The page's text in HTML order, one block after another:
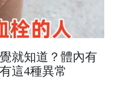
就知道？體內有
這4種異常